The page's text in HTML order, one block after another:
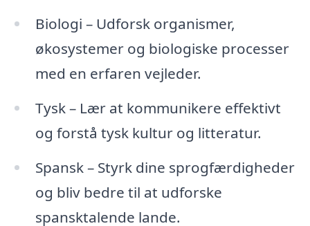
Biologi – Udforsk organismer,
økosystemer og biologiske processer
med en erfaren vejleder.
Tysk – Lær at kommunikere effektivt
og forstå tysk kultur og litteratur.
Spansk – Styrk dine sprogfærdigheder
og bliv bedre til at udforske
spansktalende lande.